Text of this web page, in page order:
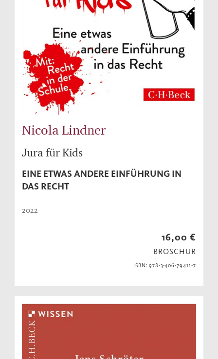
Nicola Lindner
Jura für Kids
EINE ETWAS ANDERE EINFÜHRUNG IN
DAS RECHT
2022
16,00 €
BROSCHUR
ISBN: 978-3-406-79411-7